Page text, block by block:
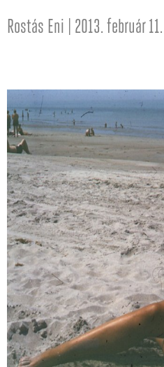
Rostás Eni | 2013. február 11. |